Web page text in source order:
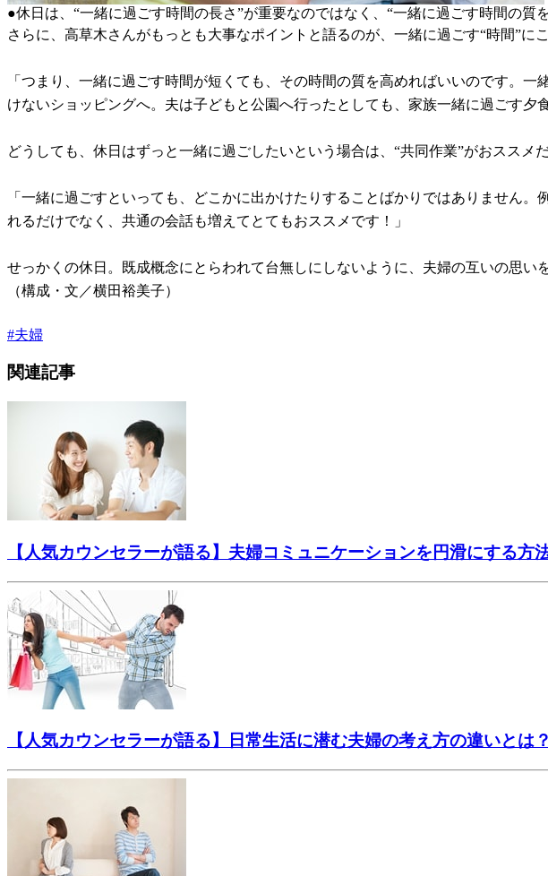
●休日は、“一緒に過ごす時間の長さ”が重要なのではなく、“一緒に過ごす時間の質
さらに、高草木さんがもっとも大事なポイントと語るのが、一緒に過ごす“時間”に
「つまり、一緒に過ごす時間が短くても、その時間の質を高めればいいのです。
けないショッピングへ。夫は子どもと公園へ行ったとしても、家族一緒に過ごす夕
どうしても、休日はずっと一緒に過ごしたいという場合は、“共同作業”がおススメだ
「一緒に過ごすといっても、どこかに出かけたりすることばかりではありません
れるだけでなく、共通の会話も増えてとてもおススメです！」
せっかくの休日。既成概念にとらわれて台無しにしないように、夫婦の互いの思い
（構成・文／横田裕美子）
#夫婦
関連記事
【人気カウンセラーが語る】夫婦コミュニケーションを円滑にする方
【人気カウンセラーが語る】日常生活に潜む夫婦の考え方の違いとは？